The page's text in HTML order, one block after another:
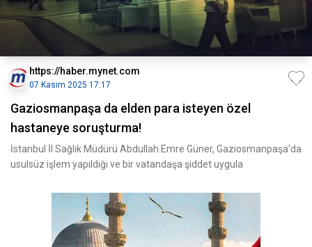
https://haber.mynet.com
07 Kasım 2025 17:17
Gaziosmanpaşa da elden para isteyen özel
hastaneye soruşturma!
İstanbul İl Sağlık Müdürü Abdullah Emre Güner, Gaziosmanpaşa'da
usulsüz işlem yapıldığı ve bir vatandaşa şiddet uygula